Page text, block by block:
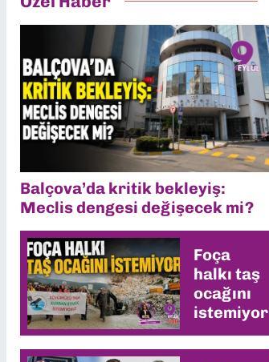
Balçova’da kritik bekleyiş:
Meclis dengesi değişecek mi?
Foça
halkı taş
ocağını
istemiyor